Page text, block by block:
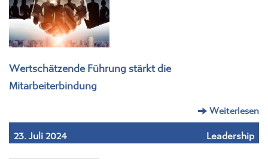
Wertschätzende Führung stärkt die
Mitarbeiterbindung
Weiterlesen
23. Juli 2024 Leadership